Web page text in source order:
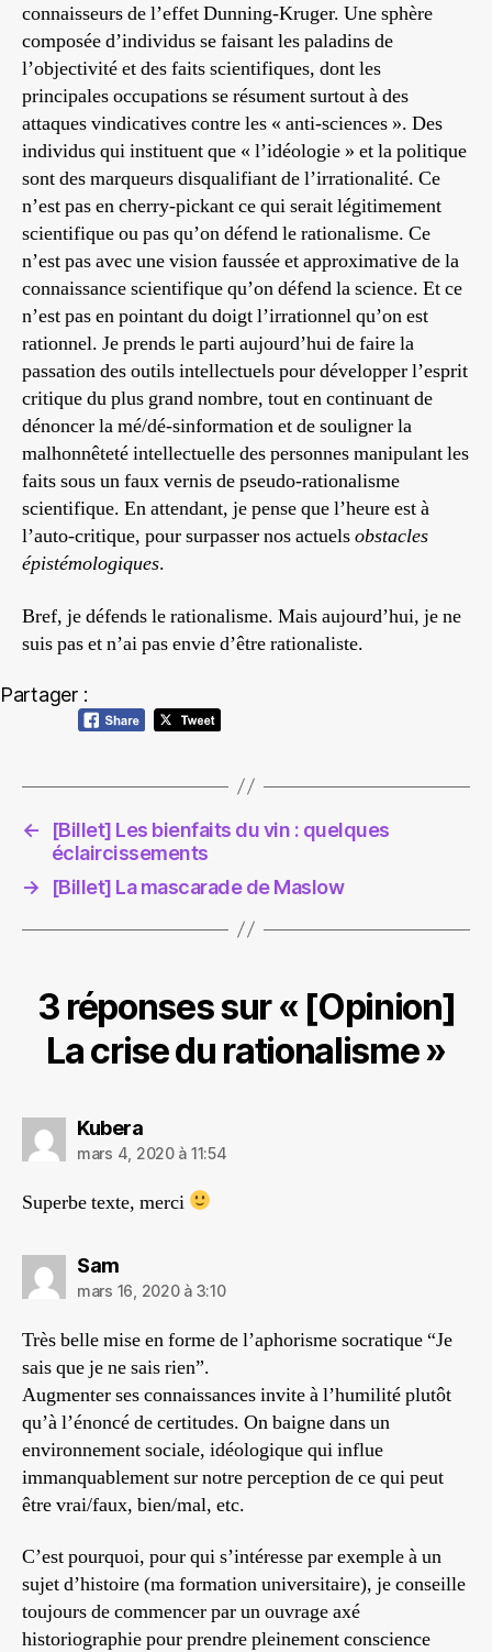
connaisseurs de l’effet Dunning-Kruger. Une sphère
composée d’individus se faisant les paladins de
l’objectivité et des faits scientifiques, dont les
principales occupations se résument surtout à des
attaques vindicatives contre les « anti-sciences ». Des
individus qui instituent que « l’idéologie » et la politique
sont des marqueurs disqualifiant de l’irrationalité. Ce
n’est pas en cherry-pickant ce qui serait légitimement
scientifique ou pas qu’on défend le rationalisme. Ce
n’est pas avec une vision faussée et approximative de la
connaissance scientifique qu’on défend la science. Et ce
n’est pas en pointant du doigt l’irrationnel qu’on est
rationnel. Je prends le parti aujourd’hui de faire la
passation des outils intellectuels pour développer l’esprit
critique du plus grand nombre, tout en continuant de
dénoncer la mé/dé-sinformation et de souligner la
malhonnêteté intellectuelle des personnes manipulant les
faits sous un faux vernis de pseudo-rationalisme
scientifique. En attendant, je pense que l’heure est à
l’auto-critique, pour surpasser nos actuelsobstacles
épistémologiques.
Bref, je défends le rationalisme. Mais aujourd’hui, je ne
suis pas et n’ai pas envie d’être rationaliste.
Partager :
←
[Billet] Les bienfaits du vin : quelques
éclaircissements
→
[Billet] La mascarade de Maslow
3 réponses sur « [Opinion]
La crise du rationalisme »
Kuberadit :
mars 4, 2020 à 11:54
Superbe texte, merci
Samdit :
mars 16, 2020 à 3:10
Très belle mise en forme de l’aphorisme socratique “Je
sais que je ne sais rien”.
Augmenter ses connaissances invite à l’humilité plutôt
qu’à l’énoncé de certitudes. On baigne dans un
environnement sociale, idéologique qui influe
immanquablement sur notre perception de ce qui peut
être vrai/faux, bien/mal, etc.
C’est pourquoi, pour qui s’intéresse par exemple à un
sujet d’histoire (ma formation universitaire), je conseille
toujours de commencer par un ouvrage axé
historiographie pour prendre pleinement conscience